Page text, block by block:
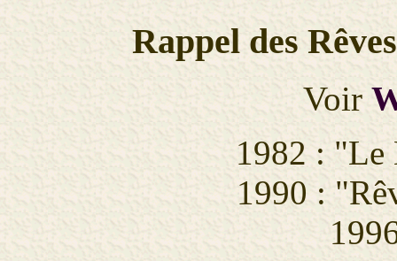
Rappel des
Voir
1982 : "Le
1990 :